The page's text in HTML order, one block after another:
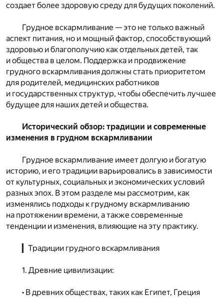
создает более здоровую среду для будущих поколений.
Грудное вскармливание — это не только важный
аспект питания, но и мощный фактор, способствующий
здоровью и благополучию как отдельных детей, так
и общества в целом. Поддержка и продвижение
грудного вскармливания должны стать приоритетом
для родителей, медицинских работников
и государственных структур, чтобы обеспечить лучшее
будущее для наших детей и общества.
Исторический обзор: традиции и современные
изменения в грудном вскармливании
Грудное вскармливание имеет долгую и богатую
историю, и его традиции варьировались в зависимости
от культурных, социальных и экономических условий
разных эпох. В этом разделе мы рассмотрим, как
изменялись подходы к грудному вскармливанию
на протяжении времени, а также современные
тенденции и изменения, влияющие на эту практику.
▎Традиции грудного вскармливания
1. Древние цивилизации:
• В древних обществах, таких как Египет, Греция